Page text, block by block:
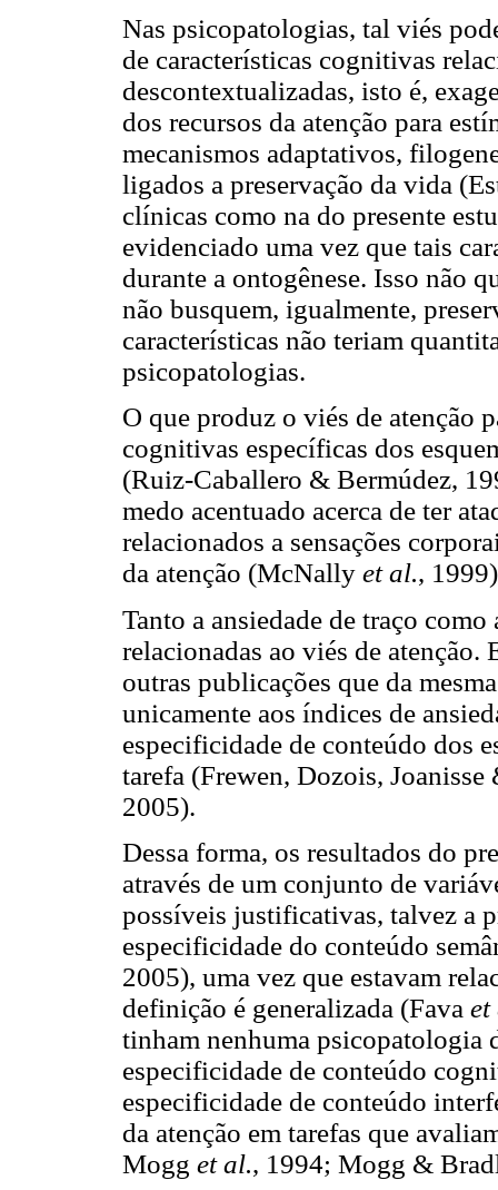
Nas psicopatologias, tal viés
de características cognitivas
descontextualizadas, isto é,
dos recursos da atenção para
mecanismos adaptativos,
ligados a preservação da vida
clínicas como na do presente
evidenciado uma vez que tais
durante a ontogênese. Isso não
não busquem, igualmente,
características não teriam
psicopatologias.
O que produz o viés de atenção
cognitivas específicas dos
(Ruiz-Caballero & Bermúdez,
medo acentuado acerca de ter
relacionados a sensações
da atenção (McNally et al.,
Tanto a ansiedade de traço
relacionadas ao viés de atenção.
outras publicações que da
unicamente aos índices de
especificidade de conteúdo dos
tarefa (Frewen, Dozois,
2005).
Dessa forma, os resultados do
através de um conjunto de
possíveis justificativas, talvez a
especificidade do conteúdo
2005), uma vez que estavam
definição é generalizada (Fava et
tinham nenhuma psicopatologia
especificidade de conteúdo
especificidade de conteúdo
da atenção em tarefas que
Mogg et al., 1994; Mogg &